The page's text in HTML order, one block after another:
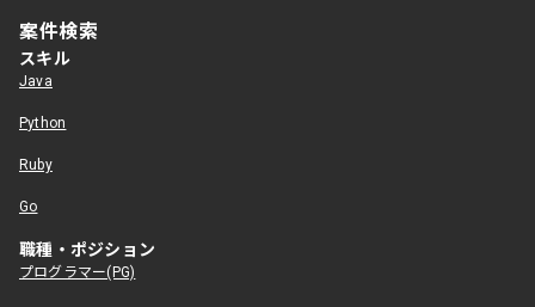
案件検索
スキル
Java
Python
Ruby
Go
職種・ポジション
プログラマー(PG)